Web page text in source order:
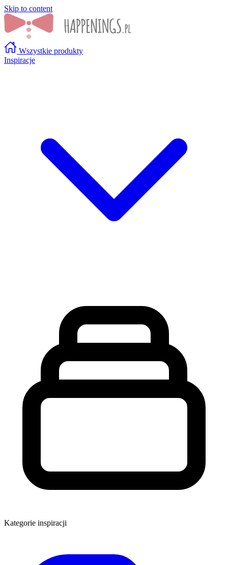
Skip to content
Wszystkie produkty
Inspiracje
Kategorie inspiracji